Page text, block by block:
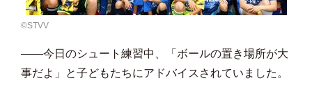
©️STVV
――今日のシュート練習中、「ボールの置き場所が大
事だよ」と子どもたちにアドバイスされていました。